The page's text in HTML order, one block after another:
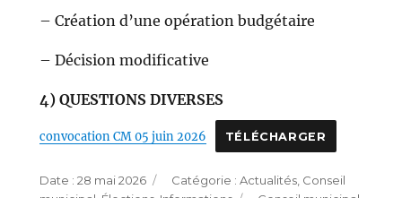
– Création d’une opération budgétaire
– Décision modificative
4) QUESTIONS DIVERSES
convocation CM 05 juin 2026 TÉLÉCHARGER
Publié
28 mai 2026 Catégories
Actualités, Conseil